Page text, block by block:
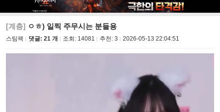
[계층] ㅇㅎ) 일찍 주무시는 분들용
스팀팩 댓글: 21 개 조회: 14081 추천: 3 2026-05-13 22:04:51